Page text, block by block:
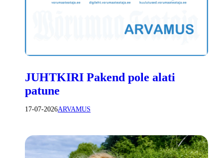
JUHTKIRI Pakend pole alati
patune
17-07-2026ARVAMUS